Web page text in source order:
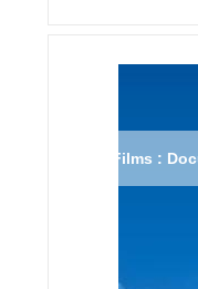
Films :